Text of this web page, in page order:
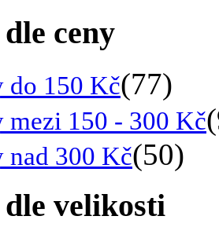
ceny
do 150 Kč(77)
150 - 300 Kč
300 Kč(50)
velikosti